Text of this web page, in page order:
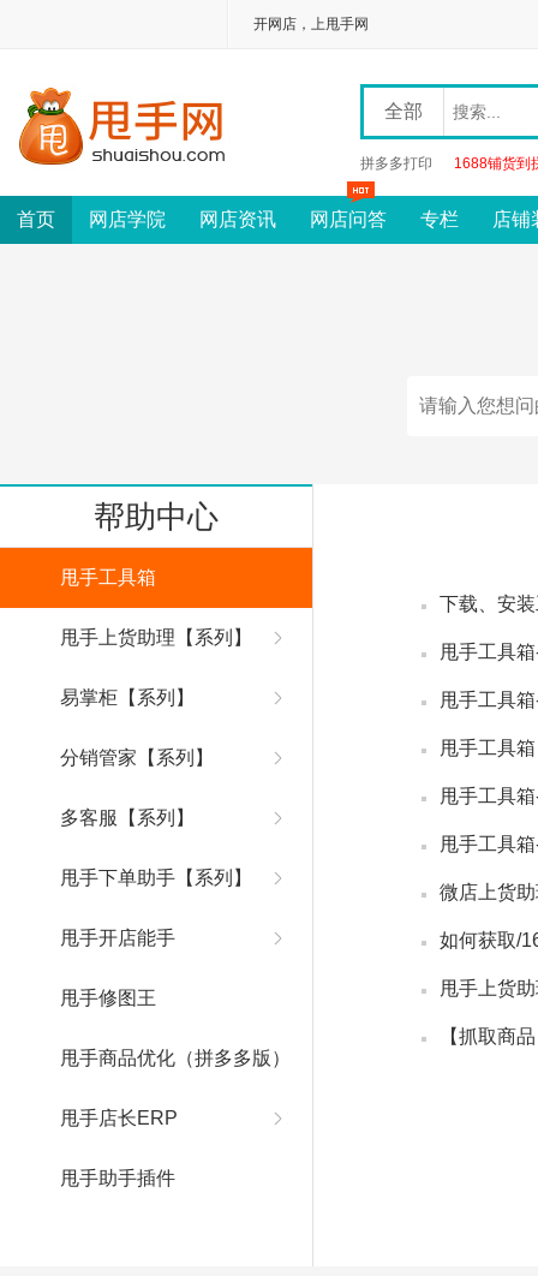
开网店，上甩手网
全部
拼多多打印 1688铺货到
首页 网店学院 网店资讯 网店问答 专栏 店铺
帮助中心
甩手工具箱
甩手上货助理【系列】
易掌柜【系列】
分销管家【系列】
多客服【系列】
甩手下单助手【系列】
甩手开店能手
甩手修图王
甩手商品优化（拼多多版）
甩手店长ERP
甩手助手插件
下载、安
甩手工具
甩手工具
甩手工具
甩手工具
甩手工具
微店上货
如何获取/
甩手上货
【抓取商